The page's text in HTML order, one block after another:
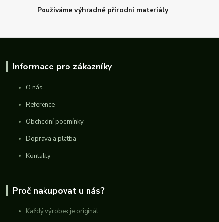
Používáme výhradně přírodní materiály
Informace pro zákazníky
O nás
Reference
Obchodní podmínky
Doprava a platba
Kontakty
Proč nakupovat u nás?
Každý výrobek je originál